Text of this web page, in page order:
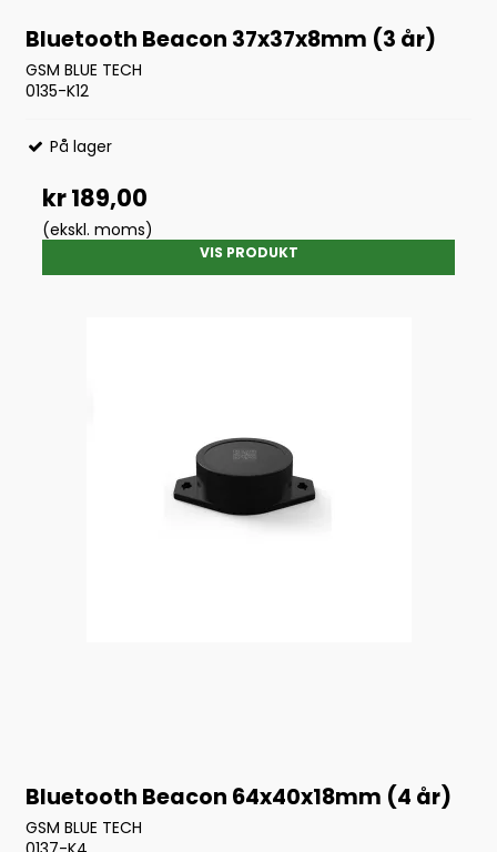
Bluetooth Beacon 37x37x8mm (3 år)
GSM BLUE TECH
0135-K12
På lager
kr 189,00
(ekskl. moms)
VIS PRODUKT
Bluetooth Beacon 64x40x18mm (4 år)
GSM BLUE TECH